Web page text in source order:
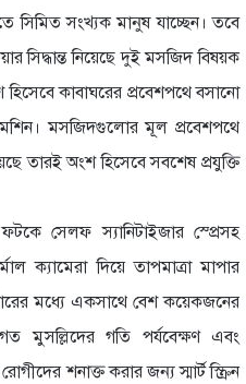
সিমিত সংখ্যক মানুষ যাচ্ছেন। তবে
সিদ্ধান্ত নিয়েছে দুই মসজিদ বিষয়ক
কাবাঘরের প্রবেশপথে বসানো
মসজিদগুলোর মূল প্রবেশপথে
তারই অংশ হিসেবে সবশেষ প্রযুক্তি
সেলফ স্যানিটাইজার স্প্রেসহ
ক্যামেরা দিয়ে তাপমাত্রা মাপার
মধ্যে একসাথে বেশ কয়েকজনের
মুসল্লিদের গতি পর্যবেক্ষণ এবং
শনাক্ত করার জন্য স্মার্ট স্ক্রিন